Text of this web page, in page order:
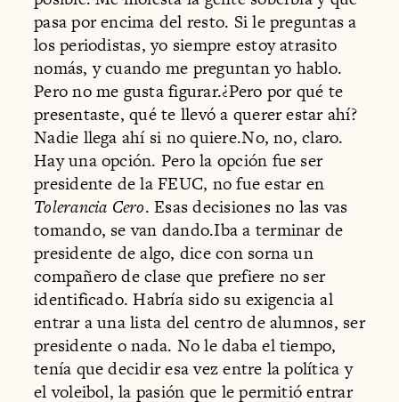
pasa por encima del resto. Si le preguntas a
los periodistas, yo siempre estoy atrasito
nomás, y cuando me preguntan yo hablo.
Pero no me gusta figurar.¿Pero por qué te
presentaste, qué te llevó a querer estar ahí?
Nadie llega ahí si no quiere.No, no, claro.
Hay una opción. Pero la opción fue ser
presidente de la FEUC, no fue estar en
Tolerancia Cero. Esas decisiones no las vas
tomando, se van dando.Iba a terminar de
presidente de algo, dice con sorna un
compañero de clase que prefiere no ser
identificado. Habría sido su exigencia al
entrar a una lista del centro de alumnos, ser
presidente o nada. No le daba el tiempo,
tenía que decidir esa vez entre la política y
el voleibol, la pasión que le permitió entrar